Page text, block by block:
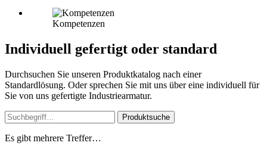
Kompetenzen
Individuell gefertigt oder standard
Durchsuchen Sie unseren Produktkatalog nach einer
Standardlösung. Oder sprechen Sie mit uns über eine individuell für
Sie von uns gefertigte Industriearmatur.
Produktsuche
Es gibt mehrere Treffer…